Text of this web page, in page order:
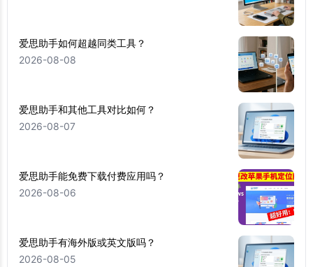
爱思助手如何超越同类工具？
2026-08-08
爱思助手和其他工具对比如何？
2026-08-07
爱思助手能免费下载付费应用吗？
2026-08-06
爱思助手有海外版或英文版吗？
2026-08-05